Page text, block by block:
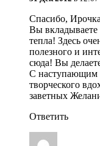
Спасибо,
Вы
тепла! Здесь
полезного и
сюда! Вы
С наступающим
творческого
заветных
Ответить